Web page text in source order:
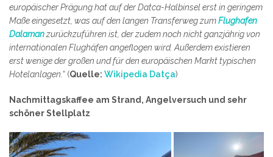
europäischer Prägung hat auf der Datca-Halbinsel erst in geringem
Maße eingesetzt, was auf den langen Transferweg zumFlughafen
Dalamanzurückzuführen ist, der zudem noch nicht ganzjährig von
internationalen Flughäfen angeflogen wird. Außerdem existieren
erst wenige der großen und für den europäischen Markt typischen
Hotelanlagen.“(Quelle: Wikipedia Datça)
Nachmittagskaffee am Strand, Angelversuch und sehr
schöner Stellplatz